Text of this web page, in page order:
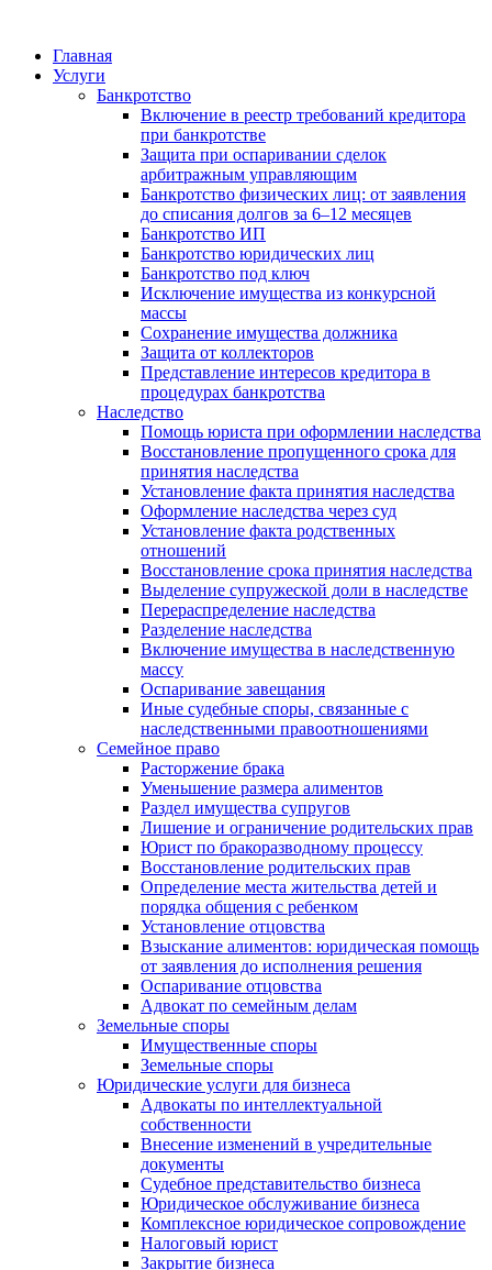
contentГлавная
Услуги
Банкротство
Включение в реестр требований кредитора
при банкротстве
Защита при оспаривании сделок
арбитражным управляющим
Банкротство физических лиц: от заявления
до списания долгов за 6–12 месяцев
Банкротство ИП
Банкротство юридических лиц
Банкротство под ключ
Исключение имущества из конкурсной
массы
Сохранение имущества должника
Защита от коллекторов
Представление интересов кредитора в
процедурах банкротства
Наследство
Помощь юриста при оформлении наследства
Восстановление пропущенного срока для
принятия наследства
Установление факта принятия наследства
Оформление наследства через суд
Установление факта родственных
отношений
Восстановление срока принятия наследства
Выделение супружеской доли в наследстве
Перераспределение наследства
Разделение наследства
Включение имущества в наследственную
массу
Оспаривание завещания
Иные судебные споры, связанные с
наследственными правоотношениями
Семейное право
Расторжение брака
Уменьшение размера алиментов
Раздел имущества супругов
Лишение и ограничение родительских прав
Юрист по бракоразводному процессу
Восстановление родительских прав
Определение места жительства детей и
порядка общения с ребенком
Установление отцовства
Взыскание алиментов: юридическая помощь
от заявления до исполнения решения
Оспаривание отцовства
Адвокат по семейным делам
Земельные споры
Имущественные споры
Земельные споры
Юридические услуги для бизнеса
Адвокаты по интеллектуальной
собственности
Внесение изменений в учредительные
документы
Судебное представительство бизнеса
Юридическое обслуживание бизнеса
Комплексное юридическое сопровождение
Налоговый юрист
Закрытие бизнеса